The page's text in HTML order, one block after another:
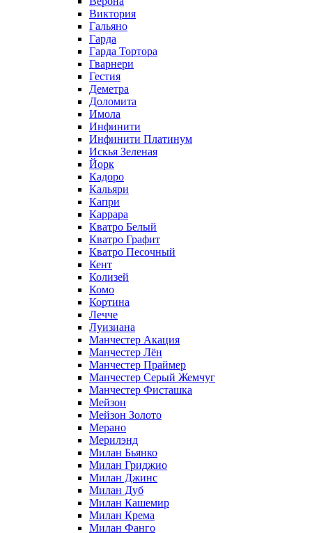
Виктория
Гальяно
Гарда
Гарда Тортора
Гварнери
Гестия
Деметра
Доломита
Имола
Инфинити
Инфинити Платинум
Искья Зеленая
Йорк
Кадоро
Кальяри
Капри
Каррара
Кватро Белый
Кватро Графит
Кватро Песочный
Кент
Колизей
Комо
Кортина
Лечче
Луизиана
Манчестер Акация
Манчестер Лён
Манчестер Праймер
Манчестер Серый Жемчуг
Манчестер Фисташка
Мейзон
Мейзон Золото
Мерано
Мерилэнд
Милан Бьянко
Милан Гриджио
Милан Джинс
Милан Дуб
Милан Кашемир
Милан Крема
Милан Фанго